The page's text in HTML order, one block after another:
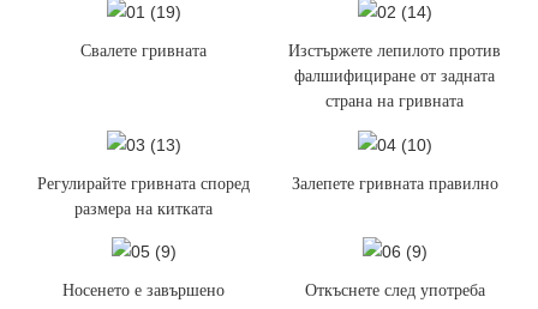
Свалете гривната
Изстържете лепилото против
фалшифициране от задната
страна на гривната
Регулирайте гривната според
размера на китката
Залепете гривната правилно
Носенето е завършено Откъснете след употреба